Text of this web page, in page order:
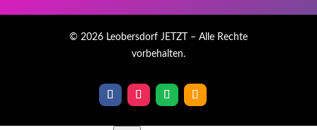
© 2026 Leobersdorf JETZT – Alle Rechte
vorbehalten.